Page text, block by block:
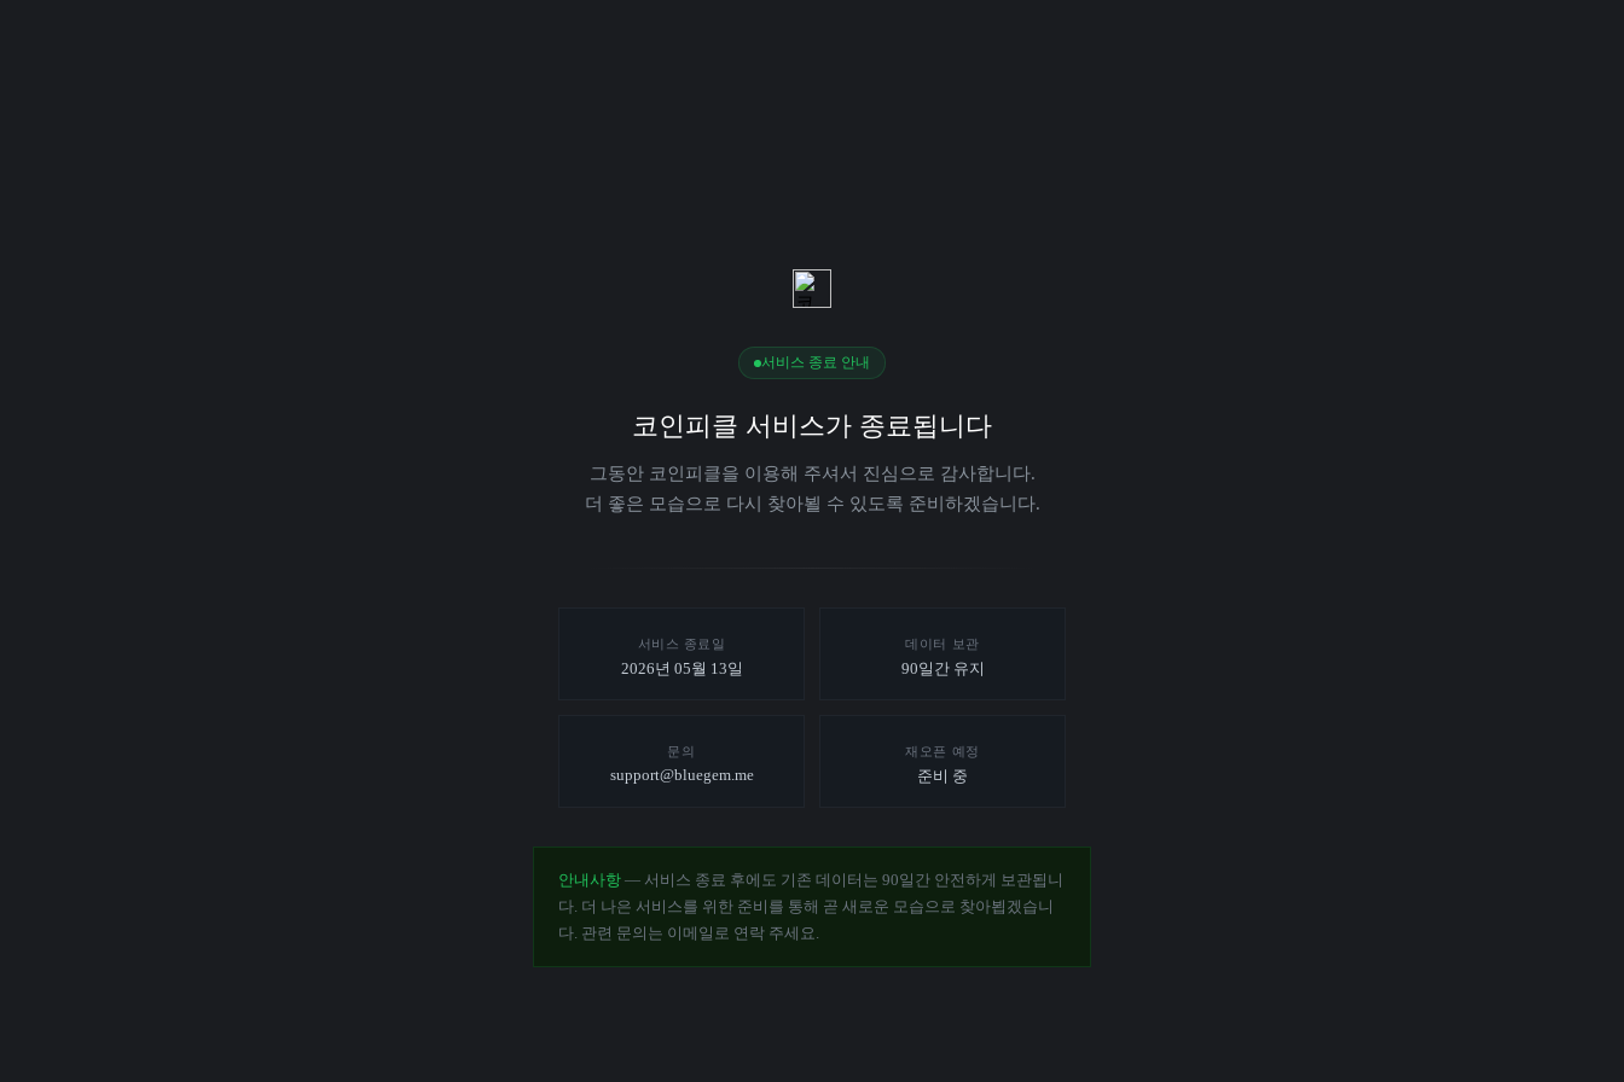
서비스 종료 안내
코인피클 서비스가 종료됩니다
그동안 코인피클을 이용해 주셔서 진심으로 감사합니다.
더 좋은 모습으로 다시 찾아뵐 수 있도록 준비하겠습니다.
서비스 종료일
2026년 05월 13일
데이터 보관
90일간 유지
문의
support@bluegem.me
재오픈 예정
준비 중
안내사항 — 서비스 종료 후에도 기존 데이터는 90일간 안전하게 보관됩니
다. 더 나은 서비스를 위한 준비를 통해 곧 새로운 모습으로 찾아뵙겠습니
다. 관련 문의는 이메일로 연락 주세요.